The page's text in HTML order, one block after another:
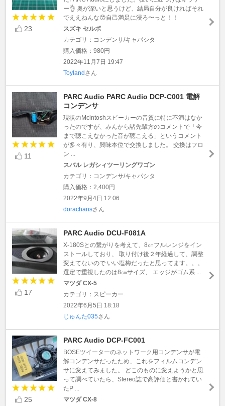
23
ー👌 奥が深いと思うけど、結局自分が良ければそれ
でええねんな😙自己満足に浸ろ〜っと！！
スズキ セルボ
カテゴリ：コンデンサ/キャパシタ
購入価格：980円
2022年11月7日 19:47
Toylandさん
11
PARC Audio PARC Audio DCP-C001 電解
コンデンサ
現状のMcintoshスピーカーの音質に特に不満はなか
ったのですが、みんから諸先輩方のコメントで「今
まで聴こえなかった音が聴こえる」というコメント
が多々有り、興味本位で交換しました。 交換はフロ
ン ...
スバル レガシィツーリングワゴン
カテゴリ：コンデンサ/キャパシタ
購入価格：2,400円
2022年9月4日 12:06
dorachansさん
17
PARC Audio DCU-F081A
X-180Sとの繋がりを考えて、8㎝フルレンジをイン
ストールしており、 取り付け後２年経過して、調整
変えてないので いい塩梅だったと思ってます。。。
選定で重視したのは8㎝サイズ、 エッジがゴム系 ...
マツダ CX-5
カテゴリ：スピーカー
2022年6月5日 18:18
じゅんた035さん
25
PARC Audio DCP-FC001
BOSEツイーターのネットワーク用コンデンサが電
解コンデンサだったため、これをフィルムコンデン
サに変えてみました。 どこのものに変えようかと思
って調べていたら、Stereo誌で高評価と書かれてい
たP ...
マツダ CX-8